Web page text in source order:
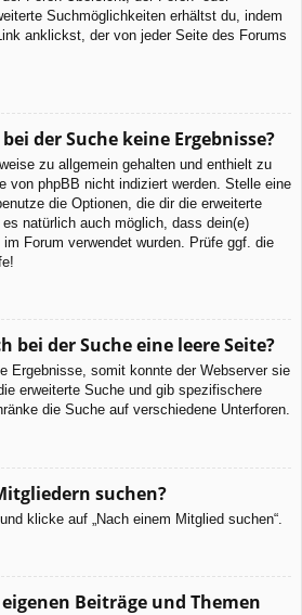
Suchmöglichkeiten erhältst du, indem
anklickst, der von jeder Seite des Forums
der Suche keine Ergebnisse?
zu allgemein gehalten und enthielt zu
von phpBB nicht indiziert werden. Stelle eine
die Optionen, die dir die erweiterte
natürlich auch möglich, dass dein(e)
Forum verwendet wurden. Prüfe ggf. die
bei der Suche eine leere Seite?
Ergebnisse, somit konnte der Webserver sie
erweiterte Suche und gib spezifischere
die Suche auf verschiedene Unterforen.
suchen?
klicke auf „Nach einem Mitglied suchen“.
Beiträge und Themen